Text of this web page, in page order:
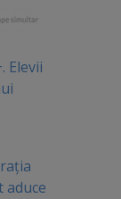
Elevii
aduce